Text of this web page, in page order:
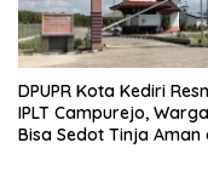
DPUPR Kota Kediri
IPLT Campurejo,
Bisa Sedot Tinja Aman